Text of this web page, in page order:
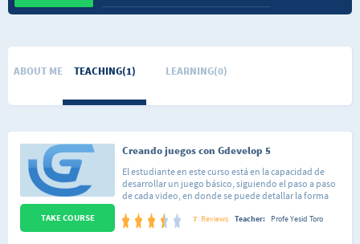
ABOUT ME TEACHING(1) LEARNING(0)
Creando juegos con Gdevelop 5
El estudiante en este curso está en la capacidad de
desarrollar un juego básico, siguiendo el paso a paso
de cada video, en donde se puede detallar la forma
GDevelop es un motor de videojuego de código
abierto y multiplataforma desarrollado por Florian
7 Reviews Teacher: Profe Yesid Toro
TAKE COURSE